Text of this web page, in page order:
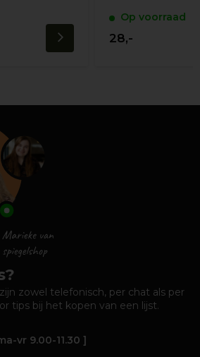
Op voorraad
28,-
zowel telefonisch, per chat als per
tips bij het kopen van een lijst.
vr 9.00-11.30 ]